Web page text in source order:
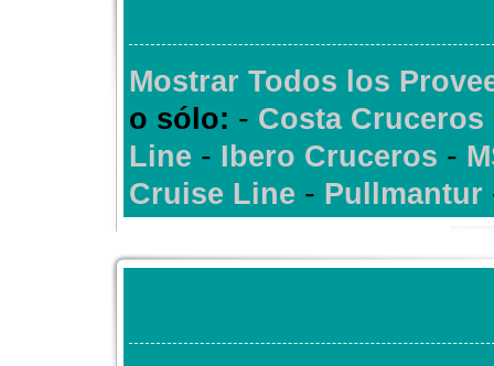
Mostrar Todos los
o sólo: - Costa Cruceros
Line - Ibero Cruceros -
Cruise Line - Pullmantur